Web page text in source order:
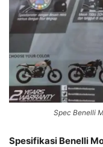
Spec Benelli
Spesifikasi Benelli